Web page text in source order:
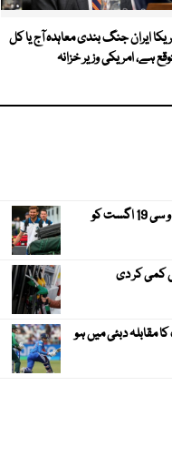
ایران جنگ بندی معاہدہ آج یا کل
ہے، امریکی وزیر خزانہ
کیریبین پریمیئر لیگ ، قومی کرکٹرز کو این او سی 19 اگست کو
کمی کر دی
بھارت کا مقابلہ دبئی میں ہو